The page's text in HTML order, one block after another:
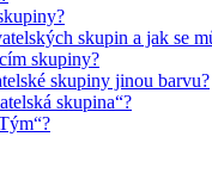
skupin a jak se
skupiny?
skupiny jinou barvu?
skupina“?